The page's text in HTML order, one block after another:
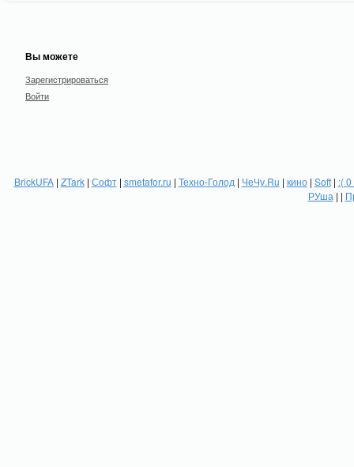
Вы можете
Зарегистрироваться
Войти
BrickUFA| ZTark| Софт| smetafor.ru | Техно-Голод | ЧеЧу.Ru | кино| Soft| :(
РУша | |